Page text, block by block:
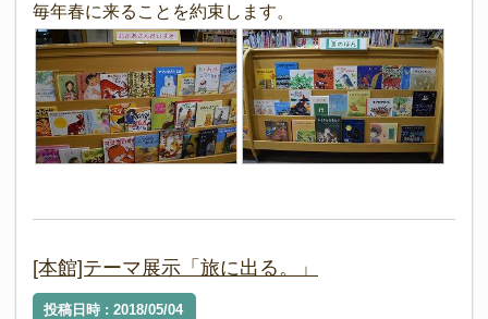
毎年春に来ることを約束します。
[本館]テーマ展示「旅に出る。」
投稿日時 : 2018/05/04